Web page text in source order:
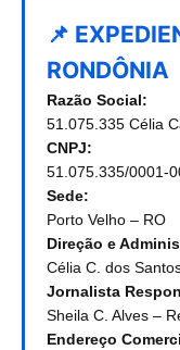
📌
RONDÔNIA
Razão Social:
51.075.335 Célia
CNPJ:
51.075.335/0001-
Sede:
Porto Velho – RO
Direção e
Célia C. dos
Jornalista
Sheila C. Alves –
Endereço